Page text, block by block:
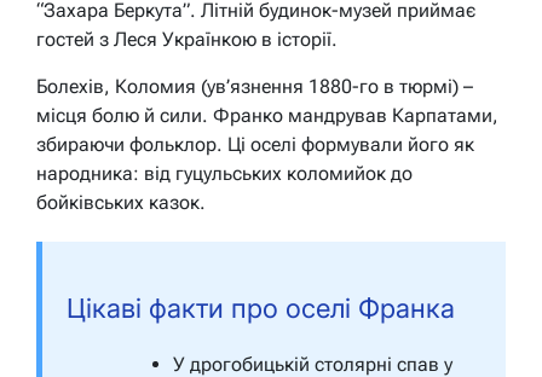
“Захара Беркута”. Літній будинок-музей приймає
гостей з Леся Українкою в історії.
Болехів, Коломия (ув’язнення 1880-го в тюрмі) –
місця болю й сили. Франко мандрував Карпатами,
збираючи фольклор. Ці оселі формували його як
народника: від гуцульських коломийок до
бойківських казок.
Цікаві факти про оселі Франка
У дрогобицькій столярні спав у